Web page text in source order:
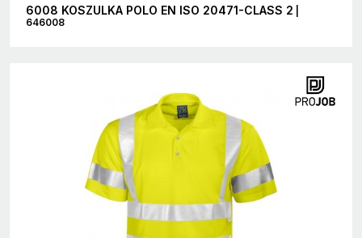
6008 KOSZULKA POLO EN ISO 20471-CLASS 2
646008